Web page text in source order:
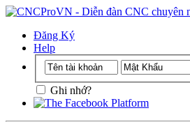
Đăng Ký
Help
Ghi nhớ?